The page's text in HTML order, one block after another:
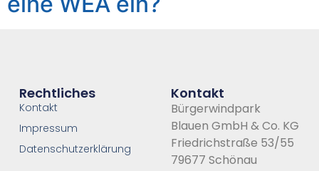
Rechtliches
Kontakt
Impressum
Datenschutzerklärung
Kontakt
Bürgerwindpark
Blauen GmbH & Co. KG
Friedrichstraße 53/55
79677 Schönau